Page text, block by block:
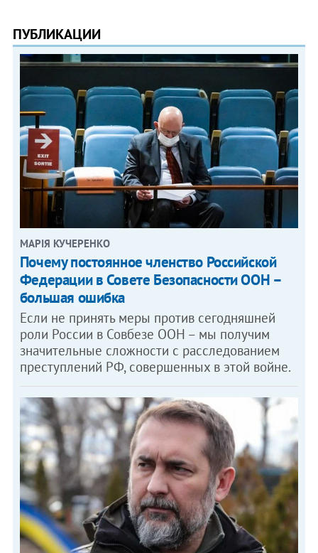
ПУБЛИКАЦИИ
МАРІЯ КУЧЕРЕНКО
​Почему постоянное членство Российской
Федерации в Совете Безопасности ООН –
большая ошибка
Если не принять меры против сегодняшней
роли России в Совбезе ООН – мы получим
значительные сложности с расследованием
преступлений РФ, совершенных в этой войне.